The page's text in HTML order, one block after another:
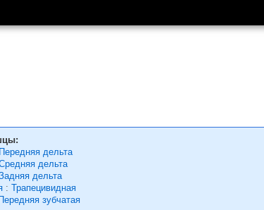
Передняя дельта
дельта
дельта
: Трапецивидная
Передняя зубчатая